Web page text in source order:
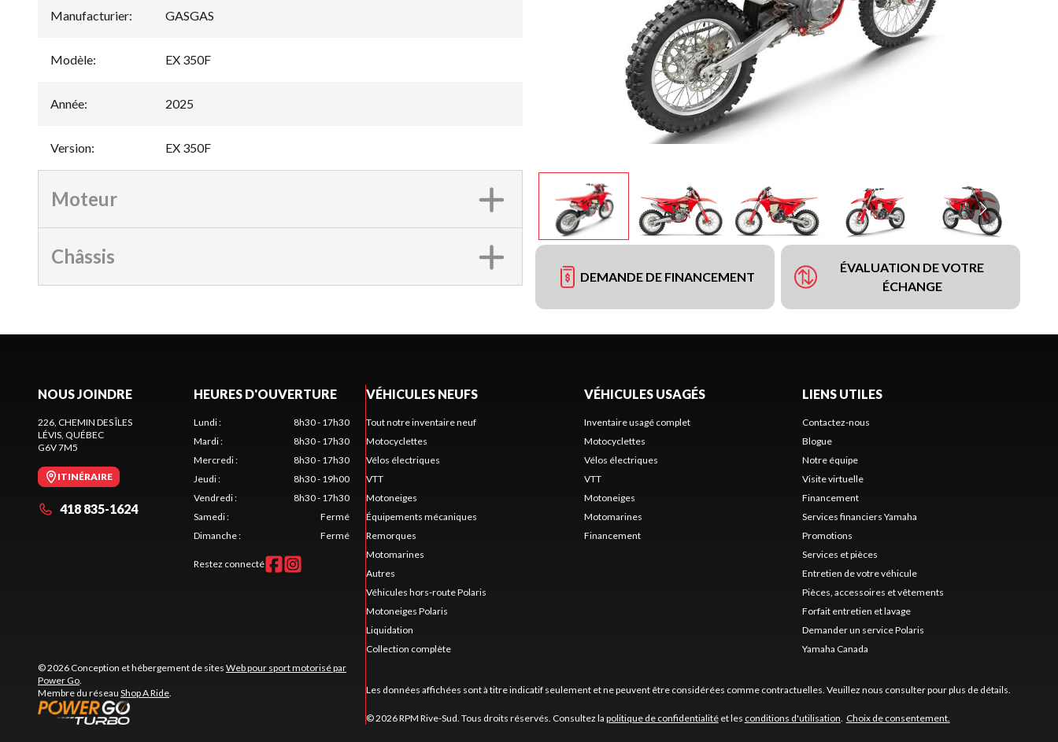
DEMANDE DE FINANCEMENT
ÉVALUATION DE VOTRE
ÉCHANGE
Manufacturier: GASGAS
Modèle: EX 350F
Année: 2025
Version: EX 350F
Moteur
Châssis
NOUS JOINDRE
226, CHEMIN DES ÎLES
LÉVIS , QUÉBEC
G6V 7M5
ITINÉRAIRE
418 835-1624
HEURES D'OUVERTURE
Lundi:
8h30 - 17h30
Mardi:
8h30 - 17h30
Mercredi:
8h30 - 17h30
Jeudi:
8h30 - 19h00
Vendredi:
8h30 - 17h30
Samedi:
Fermé
Dimanche: Fermé
Restez connecté
© 2026 Conception et hébergement de sites Web pour sport motorisé par
Power Go
Membre du réseau Shop A Ride
VÉHICULES NEUFS
Tout notre inventaire neuf
Motocyclettes
Vélos électriques
VTT
Motoneiges
Équipements mécaniques
Remorques
Motomarines
Autres
Véhicules hors-route Polaris
Motoneiges Polaris
Liquidation
Collection complète
VÉHICULES USAGÉS
Inventaire usagé complet
Motocyclettes
Vélos électriques
VTT
Motoneiges
Motomarines
Financement
LIENS UTILES
Contactez-nous
Blogue
Notre équipe
Visite virtuelle
Financement
Services financiers Yamaha
Promotions
Services et pièces
Entretien de votre véhicule
Pièces, accessoires et vêtements
Forfait entretien et lavage
Demander un service Polaris
Yamaha Canada
Les données affichées sont à titre indicatif seulement et ne peuvent être considérées comme contractuelles. Veuillez nous consulter pour plus de détails.
© 2026 RPM Rive-Sud. Tous droits réservés. Consultez la politique de confidentialitéet les conditions d'utilisation Choix de consentement.